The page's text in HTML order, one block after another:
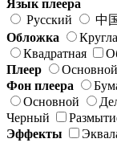
Язык плеера
Русский
中
Обложка
Квадратная
Плеер
Основной
Фон плеера
Основной
Черный
Эффекты